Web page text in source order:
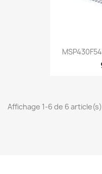
Affichage 1-6 de 6 article(s)